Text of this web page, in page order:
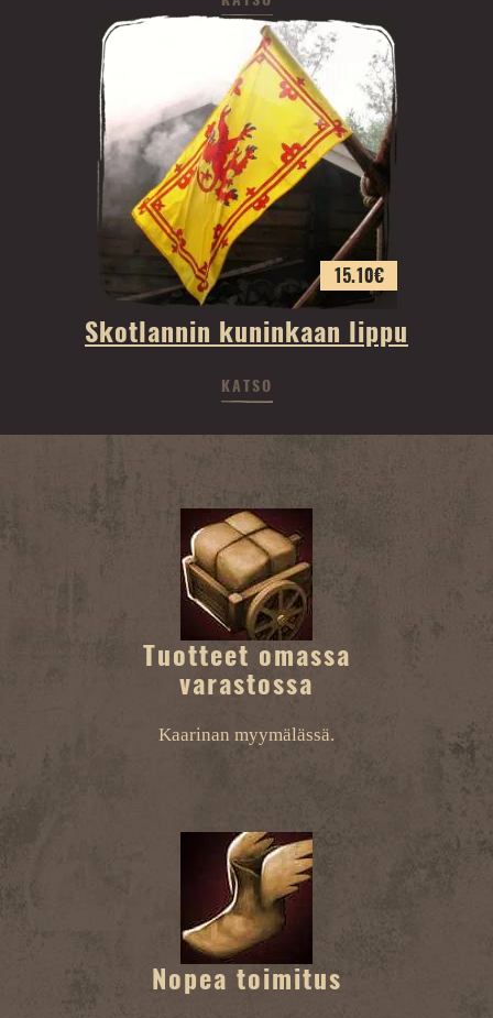
15.10€
Skotlannin kuninkaan lippu
KATSO
Tuotteet omassa
varastossa
Kaarinan myymälässä.
Nopea toimitus